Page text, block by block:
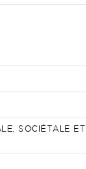
SOCIÉTALE ET